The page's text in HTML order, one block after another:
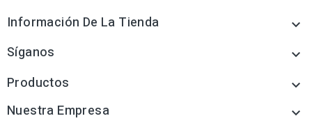
Información De La Tienda 
Síganos 
Productos 
Nuestra Empresa 